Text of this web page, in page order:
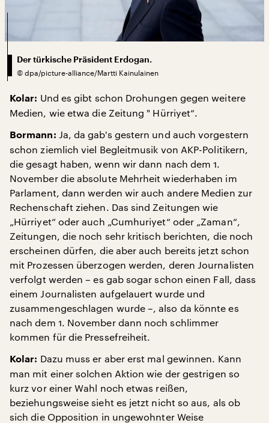
Der türkische Präsident Erdogan.
© dpa/picture-alliance/Martti Kainulainen
Kolar: Und es gibt schon Drohungen gegen weitere
Medien, wie etwa die Zeitung " Hürriyet“.
Bormann: Ja, da gab's gestern und auch vorgestern
schon ziemlich viel Begleitmusik von AKP-Politikern,
die gesagt haben, wenn wir dann nach dem 1.
November die absolute Mehrheit wiederhaben im
Parlament, dann werden wir auch andere Medien zur
Rechenschaft ziehen. Das sind Zeitungen wie
„Hürriyet“ oder auch „Cumhuriyet“ oder „Zaman“,
Zeitungen, die noch sehr kritisch berichten, die noch
erscheinen dürfen, die aber auch bereits jetzt schon
mit Prozessen überzogen werden, deren Journalisten
verfolgt werden – es gab sogar schon einen Fall, dass
einem Journalisten aufgelauert wurde und
zusammengeschlagen wurde –, also da könnte es
nach dem 1. November dann noch schlimmer
kommen für die Pressefreiheit.
Kolar: Dazu muss er aber erst mal gewinnen. Kann
man mit einer solchen Aktion wie der gestrigen so
kurz vor einer Wahl noch etwas reißen,
beziehungsweise sieht es jetzt nicht so aus, als ob
sich die Opposition in ungewohnter Weise